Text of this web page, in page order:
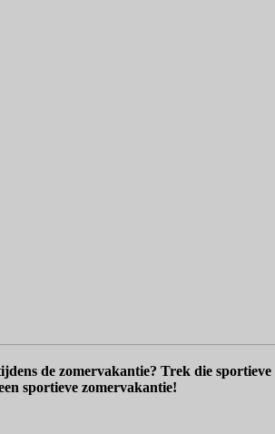
de zomervakantie? Trek die
sportieve zomervakantie!